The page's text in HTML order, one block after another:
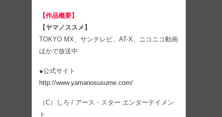
【作品概要】
【ヤマノススメ】
TOKYO MX、サンテレビ、AT-X、ニコニコ動画
ほかで放送中
●公式サイト
http://www.yamanosusume.com/
（C）しろ / アース・スター エンターテイメン
ト